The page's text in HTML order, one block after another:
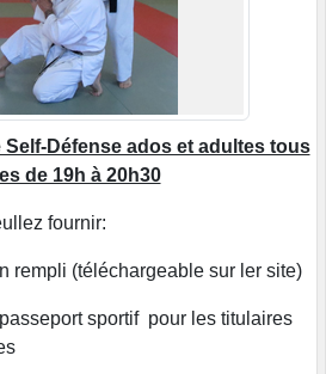
Défense ados et adultes tous
de 19h à 20h30
fournir:
rempli (téléchargeable sur ler site)
sportif pour les titulaires